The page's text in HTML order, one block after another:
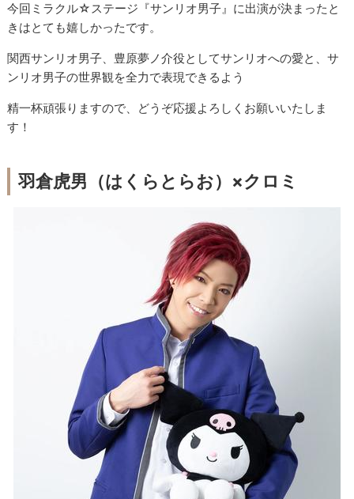
今回ミラクル☆ステージ『サンリオ男子』に出演が決まったと
きはとても嬉しかったです。
関西サンリオ男子、豊原夢ノ介役としてサンリオへの愛と、サ
ンリオ男子の世界観を全力で表現できるよう
精一杯頑張りますので、どうぞ応援よろしくお願いいたしま
す！
羽倉虎男 （はくらとらお）×クロミ